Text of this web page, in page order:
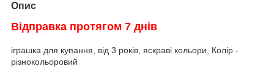
Опис
Відправка протягом 7 днів
іграшка для купання, від 3 років, яскраві кольори, Колір -
різнокольоровий